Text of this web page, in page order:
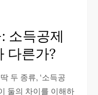
소득공제
다른가?
두 종류, ‘소득공
둘의 차이를 이해하